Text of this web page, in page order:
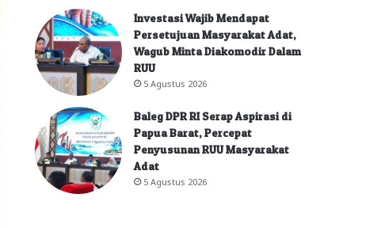
Investasi Wajib Mendapat
Persetujuan Masyarakat Adat,
Wagub Minta Diakomodir Dalam
RUU
5 Agustus 2026
Baleg DPR RI Serap Aspirasi di
Papua Barat, Percepat
Penyusunan RUU Masyarakat
Adat
5 Agustus 2026